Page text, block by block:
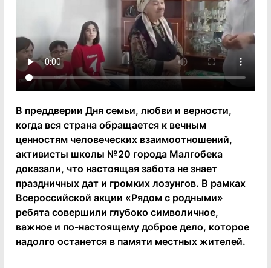
В преддверии Дня семьи, любви и верности,
когда вся страна обращается к вечным
ценностям человеческих взаимоотношений,
активисты школы №20 города Малгобека
доказали, что настоящая забота не знает
праздничных дат и громких лозунгов. В рамках
Всероссийской акции «Рядом с родными»
ребята совершили глубоко символичное,
важное и по-настоящему доброе дело, которое
надолго останется в памяти местных жителей.